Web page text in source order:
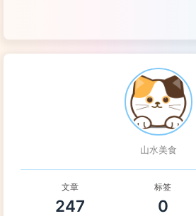
山水美食
文章
247
标签
0